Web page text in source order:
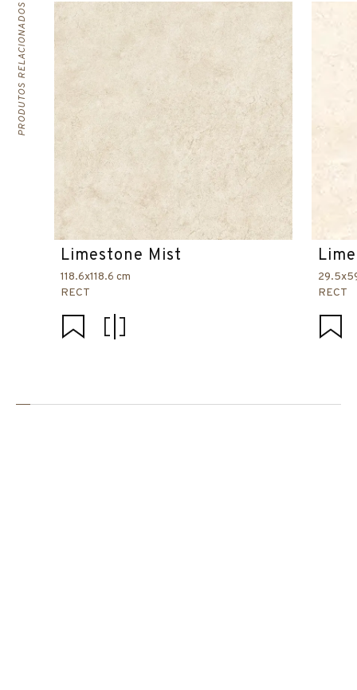
PRODUTOS RELACIONADOS
Limestone Mist
118.6x118.6 cm
RECT
RECT